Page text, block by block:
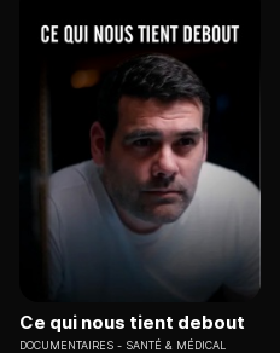
Ce qui nous tient debout
DOCUMENTAIRES SANTÉ & MÉDICAL